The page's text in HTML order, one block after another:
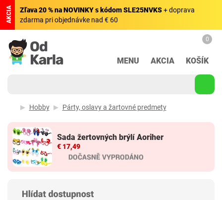
AKCIA Zľava 20 % na NOVINKY s kódom SLE25NVKS+ doprava
zdarma pri objednávke nad € 60
MENU AKCIA
0
KOŠÍK
Hobby Párty, oslavy a žartovné predmety
Sada žertovných brýlí Aoriher
€ 17,49